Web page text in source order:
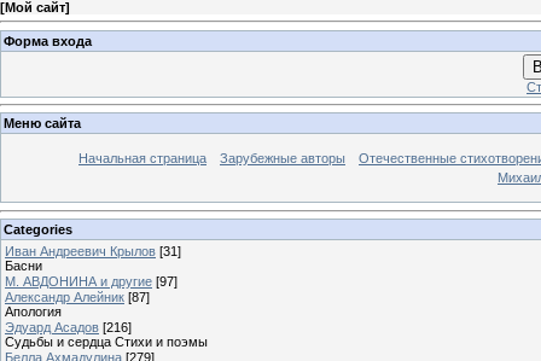
[Мой сайт]
Форма входа
Меню сайта
Начальная страница Зарубежные авторы
Отечественные
Categories
Иван Андреевич Крылов [31]
Басни
М. АВДОНИНА и другие [97]
Александр Алейник [87]
Апология
Эдуард Асадов [216]
Судьбы и сердца Стихи и поэмы
Белла Ахмадулина [279]